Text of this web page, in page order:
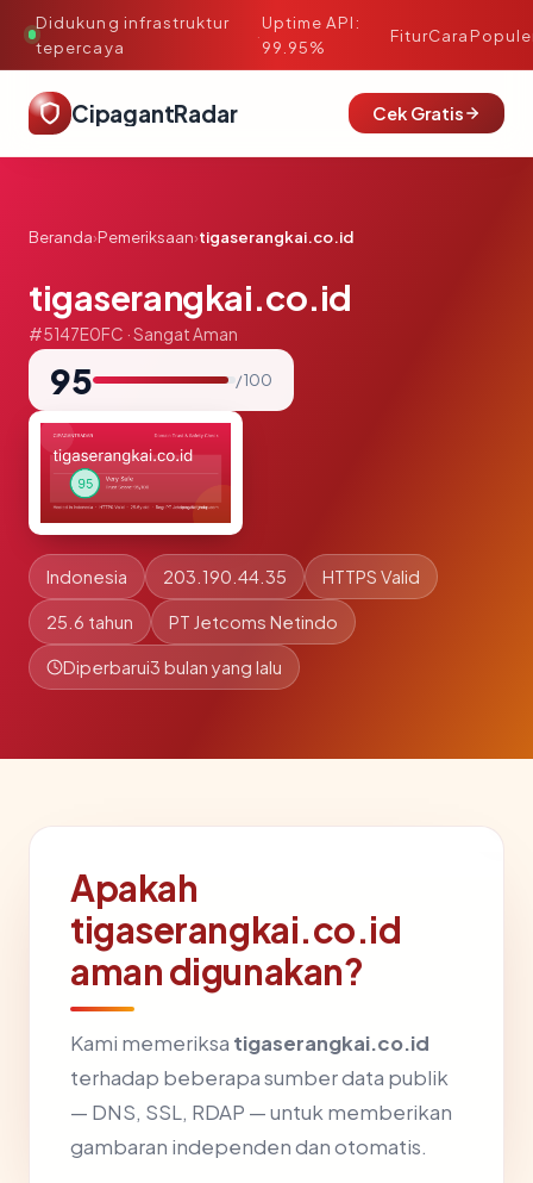
Didukung infrastruktur
tepercaya
·
Uptime API:
99.95%
FiturCara
CipagantRadar Cek Gratis
Beranda›Pemeriksaan›tigaserangkai.co.id
tigaserangkai.co.id
#5147E0FC · Sangat Aman
95 / 100
Indonesia 203.190.44.35 HTTPS Valid
25.6 tahun PT Jetcoms Netindo
Diperbarui3 bulan yang lalu
Apakah
tigaserangkai.co.id
aman digunakan?
Kami memeriksa tigaserangkai.co.id
terhadap beberapa sumber data publik
— DNS, SSL, RDAP — untuk memberikan
gambaran independen dan otomatis.